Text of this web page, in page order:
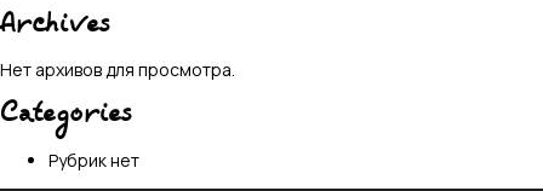
Archives
Нет архивов для просмотра.
Categories
Рубрик нет